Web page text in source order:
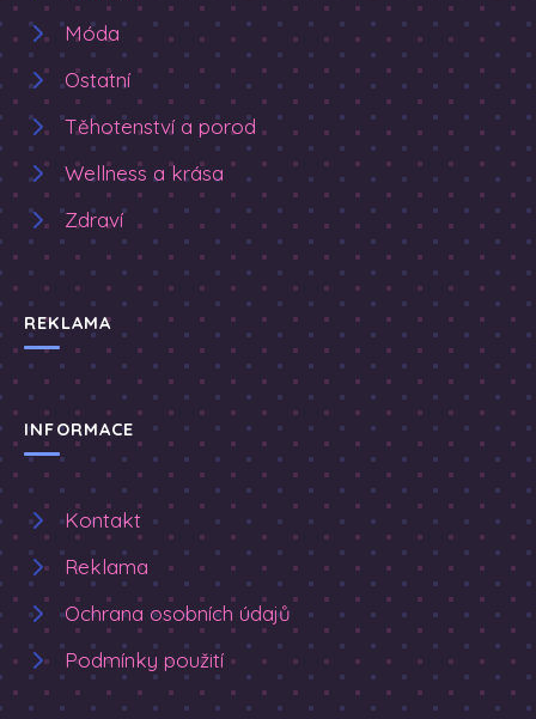
Móda
Ostatní
Těhotenství a porod
Wellness a krása
Zdraví
REKLAMA
INFORMACE
Kontakt
Reklama
Ochrana osobních údajů
Podmínky použití